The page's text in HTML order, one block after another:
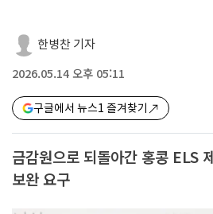
한병찬 기자
2026.05.14 오후 05:11
구글에서 뉴스1 즐겨찾기
금감원으로 되돌아간 홍콩 ELS
보완 요구